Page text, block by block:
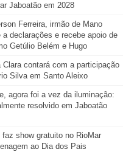
Jaboatão em 2028
Ferreira, irmão de Mano
a declarações e recebe apoio de
Getúlio Belém e Hugo
Clara contará com a participação
Silva em Santo Aleixo
agora foi a vez da iluminação:
resolvido em Jaboatão
show gratuito no RioMar
ao Dia dos Pais